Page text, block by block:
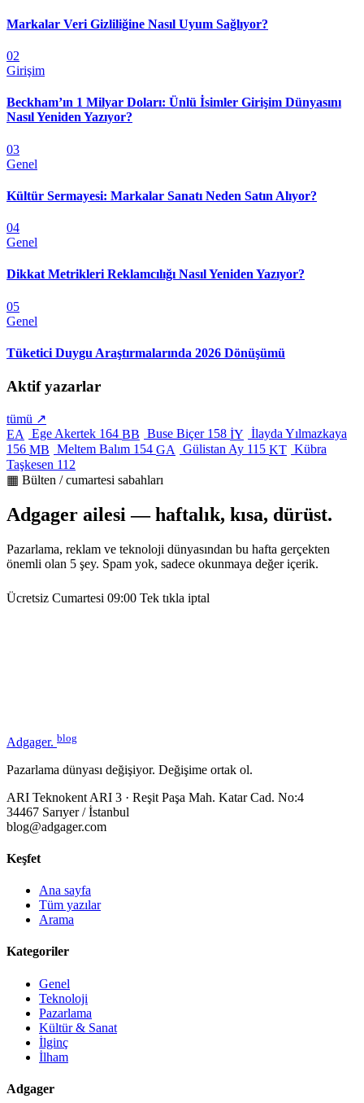
Markalar Veri Gizliliğine Nasıl Uyum Sağlıyor?
02
Girişim
Beckham’ın 1 Milyar Doları: Ünlü İsimler Girişim Dünyasını
Nasıl Yeniden Yazıyor?
03
Genel
Kültür Sermayesi: Markalar Sanatı Neden Satın Alıyor?
04
Genel
Dikkat Metrikleri Reklamcılığı Nasıl Yeniden Yazıyor?
05
Genel
Tüketici Duygu Araştırmalarında 2026 Dönüşümü
Aktif yazarlar
tümü ↗
EA
Ege Akertek 164 BB Buse Biçer 158 İY İlayda Yılmazkaya
156 MB Meltem Balım 154 GA Gülistan Ay 115 KT Kübra
Taşkesen 112
▦ Bülten / cumartesi sabahları
Adgager ailesi — haftalık, kısa, dürüst.
Pazarlama, reklam ve teknoloji dünyasından bu hafta gerçekten
önemli olan 5 şey. Spam yok, sadece okunmaya değer içerik.
Ücretsiz Cumartesi 09:00 Tek tıkla iptal
Adgager. blog
Pazarlama dünyası değişiyor. Değişime ortak ol.
ARI Teknokent ARI 3 · Reşit Paşa Mah. Katar Cad. No:4
34467 Sarıyer / İstanbul
blog@adgager.com
Keşfet
Ana sayfa
Tüm yazılar
Arama
Kategoriler
Genel
Teknoloji
Pazarlama
Kültür & Sanat
İlginç
İlham
Adgager